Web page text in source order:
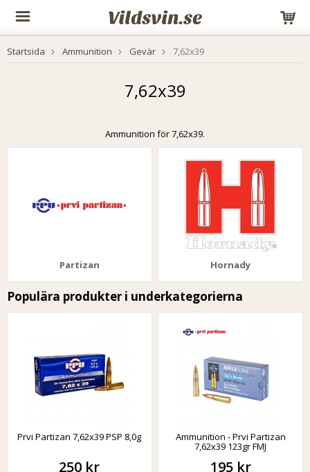
Startsida Ammunition Gevär 7,62x39
7,62x39
Ammunition för 7,62x39.
Partizan Hornady
Populära produkter i underkategorierna
Prvi Partizan 7,62x39 PSP 8,0g
250 kr
Ammunition - Prvi Partizan
7,62x39 123gr FMJ
195 kr